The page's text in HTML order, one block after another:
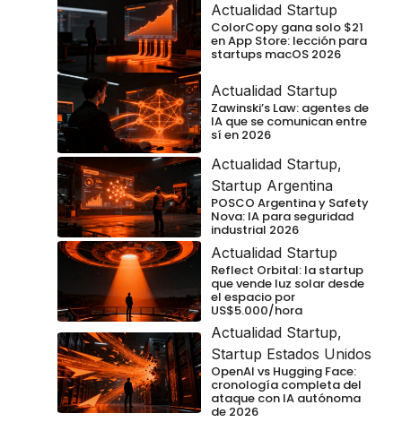
Actualidad Startup
ColorCopy gana solo $21
en App Store: lección para
startups macOS 2026
Actualidad Startup
Zawinski’s Law: agentes de
IA que se comunican entre
sí en 2026
Actualidad Startup,
Startup Argentina
POSCO Argentina y Safety
Nova: IA para seguridad
industrial 2026
Actualidad Startup
Reflect Orbital: la startup
que vende luz solar desde
el espacio por
US$5.000/hora
Actualidad Startup,
Startup Estados Unidos
OpenAI vs Hugging Face:
cronología completa del
ataque con IA autónoma
de 2026